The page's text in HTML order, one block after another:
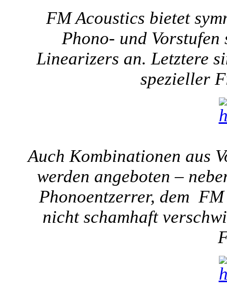
FM Acoustics bietet
Phono- und
Linearizers an. Letztere
spezieller
Auch Kombinationen aus
werden angeboten –
Phonoentzerrer, dem
nicht schamhaft